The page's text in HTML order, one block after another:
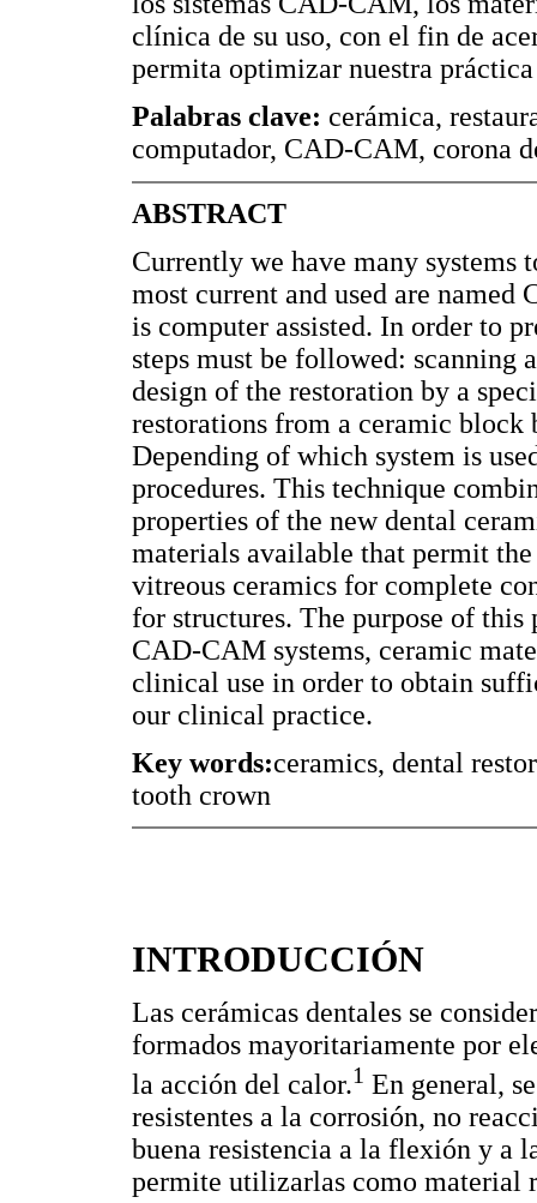
clínica de su uso, con el fin de
permita optimizar nuestra
Palabras clave: cerámica,
computador, CAD-CAM, corona
ABSTRACT
Currently we have many systems
most current and used are
is computer assisted. In order to
steps must be followed:
design of the restoration by a
restorations from a ceramic
Depending of which system is
procedures. This technique
properties of the new dental
materials available that permit
vitreous ceramics for complete
for structures. The purpose of
CAD-CAM systems, ceramic
clinical use in order to obtain
our clinical practice.
Key words:ceramics, dental
tooth crown
INTRODUCCIÓN
Las cerámicas dentales se
formados mayoritariamente por
la acción del calor.1 En general,
resistentes a la corrosión, no
buena resistencia a la flexión y a
permite utilizarlas como material